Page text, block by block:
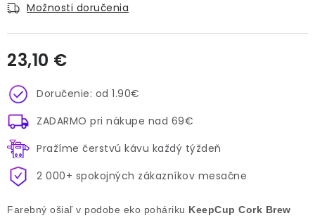
Kontakt
Blog o káve
Káva pre firmy
Hodnotenie obchodu
Farebný ošiaľ v podobe eko poháriku KeepCup Cork Brew
Možnosti doručenia
23,10 €
Doručenie: od 1.90€
ZADARMO pri nákupe nad 69€
Pražíme čerstvú kávu každý týždeň
2 000+ spokojných zákazníkov mesačne